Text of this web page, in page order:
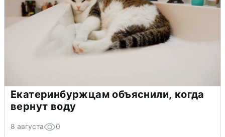
Екатеринбуржцам объяснили, когда
вернут воду
8 августа 0